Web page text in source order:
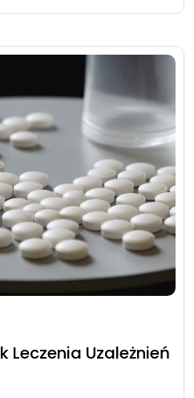
Leczenia Uzależnień